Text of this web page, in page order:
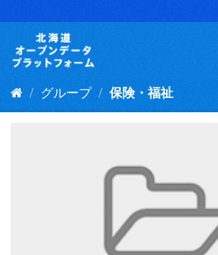
キ
グループ 保険・福祉